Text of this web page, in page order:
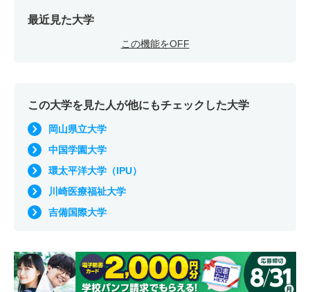
最近見た大学
この機能をOFF
この大学を見た人が他にもチェックした大学
岡山県立大学
中国学園大学
環太平洋大学（IPU）
川崎医療福祉大学
吉備国際大学